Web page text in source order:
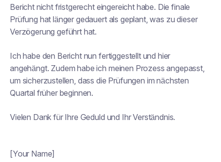
Bericht nicht fristgerecht eingereicht habe. Die finale
Prüfung hat länger gedauert als geplant, was zu dieser
Verzögerung geführt hat.
Ich habe den Bericht nun fertiggestellt und hier
angehängt. Zudem habe ich meinen Prozess angepasst,
um sicherzustellen, dass die Prüfungen im nächsten
Quartal früher beginnen.
Vielen Dank für Ihre Geduld und Ihr Verständnis.
[Your Name]